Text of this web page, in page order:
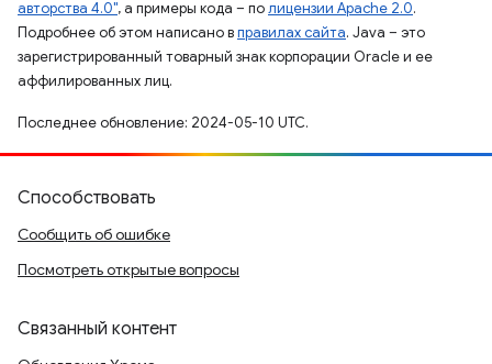
авторства 4.0", а примеры кода – полицензии Apache 2.0.
Подробнее об этом написано вправилах сайта. Java – это
зарегистрированный товарный знак корпорации Oracle и ее
аффилированных лиц.
Последнее обновление: 2024-05-10 UTC.
Способствовать
Сообщить об ошибке
Посмотреть открытые вопросы
Связанный контент